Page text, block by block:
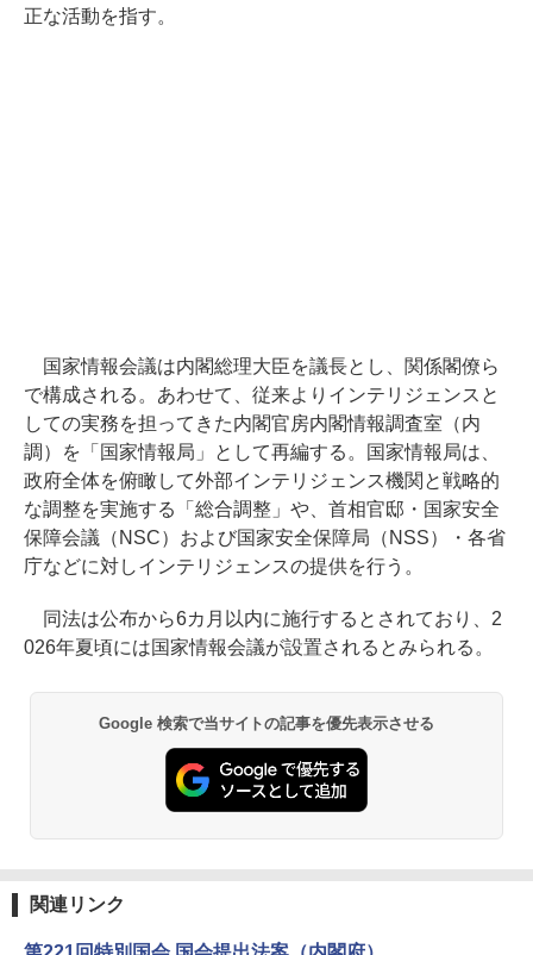
正な活動を指す。
国家情報会議は内閣総理大臣を議長とし、関係閣僚ら
で構成される。あわせて、従来よりインテリジェンスと
しての実務を担ってきた内閣官房内閣情報調査室（内
調）を「国家情報局」として再編する。国家情報局は、
政府全体を俯瞰して外部インテリジェンス機関と戦略的
な調整を実施する「総合調整」や、首相官邸・国家安全
保障会議（NSC）および国家安全保障局（NSS）・各省
庁などに対しインテリジェンスの提供を行う。
同法は公布から6カ月以内に施行するとされており、2
026年夏頃には国家情報会議が設置されるとみられる。
Google 検索で当サイトの記事を優先表示させる
関連リンク